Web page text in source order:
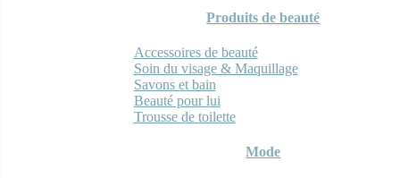
Produits de beauté
Accessoires de beauté
Soin du visage & Maquillage
Savons et bain
Beauté pour lui
Trousse de toilette
Mode